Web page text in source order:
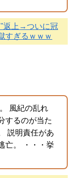
"返上→ついに冠
すぎるｗｗｗ
風紀の乱れ
するのが当た
説明責任があ
亡。 ・・・挙